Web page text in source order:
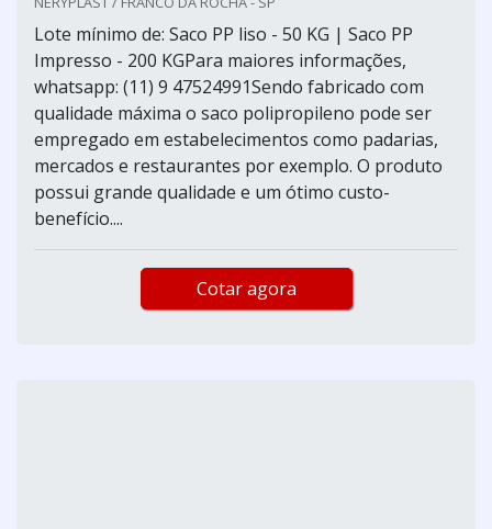
Lote mínimo de: Saco PP liso - 50 KG | Saco PP
Impresso - 200 KGPara maiores informações,
whatsapp: (11) 9 47524991Sendo fabricado com
qualidade máxima o saco polipropileno pode ser
empregado em estabelecimentos como padarias,
mercados e restaurantes por exemplo. O produto
possui grande qualidade e um ótimo custo-
benefício....
Cotar agora